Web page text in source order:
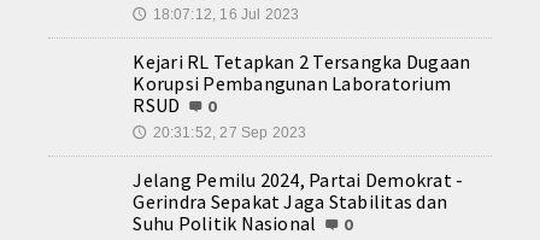
🕔 18:07:12, 16 Jul 2023
Kejari RL Tetapkan 2 Tersangka Dugaan
Korupsi Pembangunan Laboratorium
RSUD
0
🕔 20:31:52, 27 Sep 2023
Jelang Pemilu 2024, Partai Demokrat -
Gerindra Sepakat Jaga Stabilitas dan
Suhu Politik Nasional
0